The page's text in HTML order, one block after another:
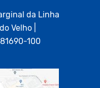
da Linha
Velho |
100